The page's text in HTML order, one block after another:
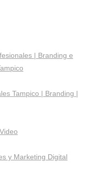
| Branding e
Tampico | Branding |
y Marketing Digital